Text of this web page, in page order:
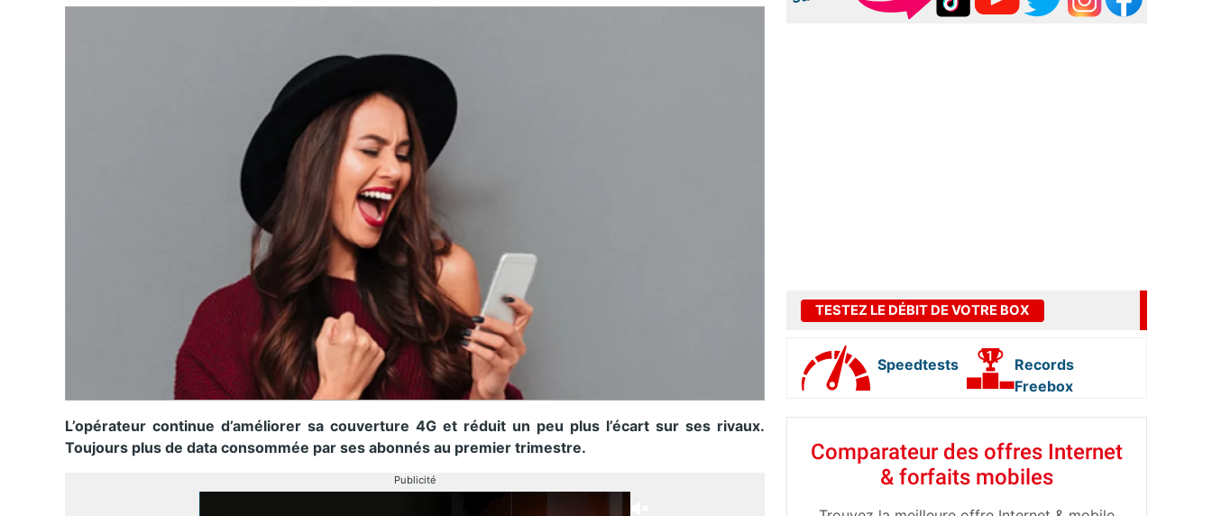
L’opérateur continue d’améliorer sa couverture 4G et réduit un peu plus l’écart sur ses rivaux.
Toujours plus de data consommée par ses abonnés au premier trimestre.
Publicité
TESTEZ LE DÉBIT DE VOTRE BOX
Speedtests
Records
Freebox
Comparateur des offres Internet
& forfaits mobiles